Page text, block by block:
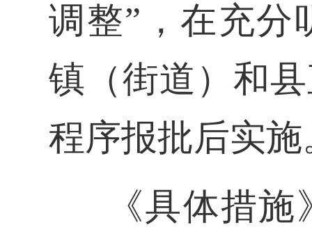
调整”，在充分
镇（街道）和
程序报批后实施
《具体措